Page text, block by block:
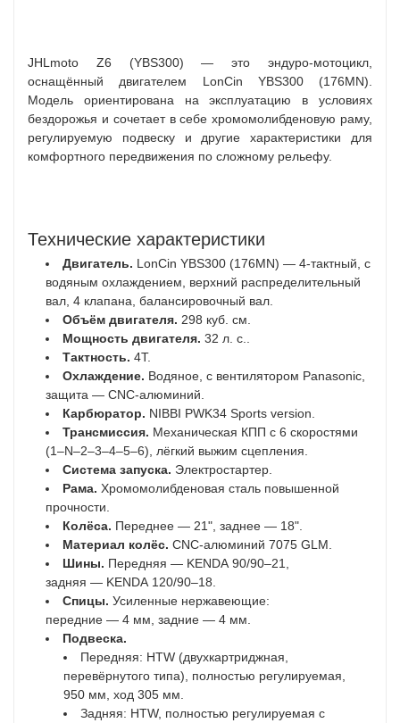
JHLmoto Z6 (YBS300) — это эндуро-мотоцикл,
оснащённый двигателем LonCin YBS300 (176MN).
Модель ориентирована на эксплуатацию в условиях
бездорожья и сочетает в себе хромомолибденовую раму,
регулируемую подвеску и другие характеристики для
комфортного передвижения по сложному рельефу.
Технические характеристики
Двигатель. LonCin YBS300 (176MN) — 4-тактный, с
водяным охлаждением, верхний распределительный
вал, 4 клапана, балансировочный вал.
Объём двигателя. 298 куб. см.
Мощность двигателя. 32 л. с..
Тактность. 4T.
Охлаждение. Водяное, с вентилятором Panasonic,
защита — CNC-алюминий.
Карбюратор. NIBBI PWK34 Sports version.
Трансмиссия. Механическая КПП с 6 скоростями
(1–N–2–3–4–5–6), лёгкий выжим сцепления.
Система запуска. Электростартер.
Рама. Хромомолибденовая сталь повышенной
прочности.
Колёса. Переднее — 21", заднее — 18".
Материал колёс. CNC-алюминий 7075 GLM.
Шины. Передняя — KENDA 90/90–21,
задняя — KENDA 120/90–18.
Спицы. Усиленные нержавеющие:
передние — 4 мм, задние — 4 мм.
Подвеска.
Передняя: HTW (двухкартриджная,
перевёрнутого типа), полностью регулируемая,
950 мм, ход 305 мм.
Задняя: HTW, полностью регулируемая с